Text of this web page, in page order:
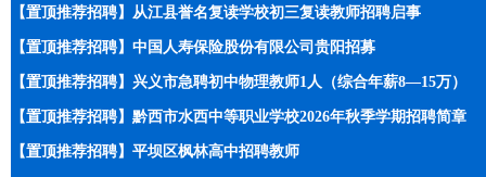
【置顶推荐招聘】从江县誉名复读学校初三复读教师招聘启事
【置顶推荐招聘】中国人寿保险股份有限公司贵阳招募
【置顶推荐招聘】兴义市急聘初中物理教师1人（综合年薪8—15万）
【置顶推荐招聘】黔西市水西中等职业学校2026年秋季学期招聘简章
【置顶推荐招聘】平坝区枫林高中招聘教师